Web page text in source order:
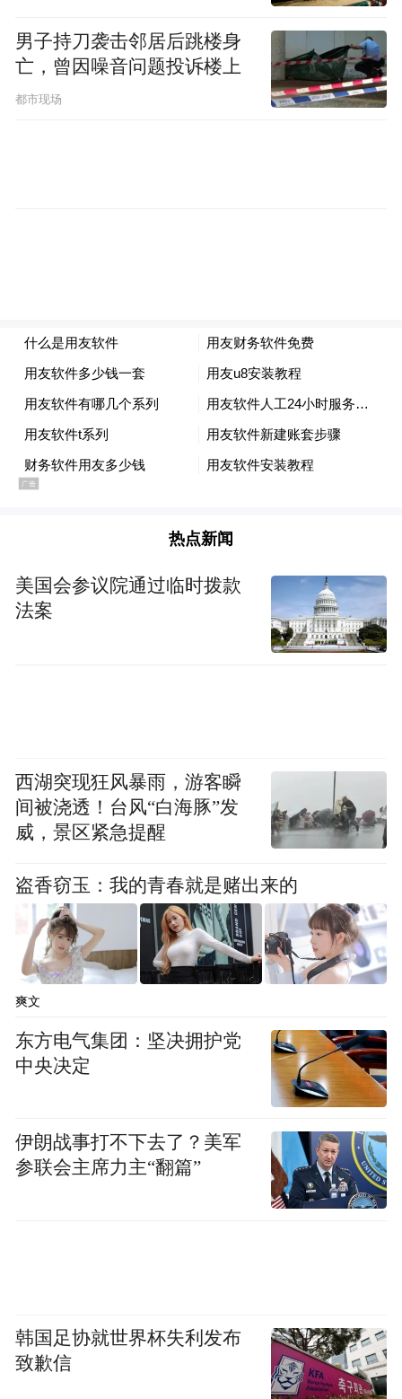
理想对技术的重视，最直观的体现是研发投
入。2025年理想汽车研发投入113亿元，创下
历史新高，平均每月近10亿元，其中AI相关
占比一半左右。从绝对数额看，理想不仅远
超蔚来、小鹏等同梯队新势力，在整个中国
科技行业都算得上头部。
理想过去几年的成功，很大程度上被外界归
结为"产品定义的胜利"。但刘立国的表态正
能堆砌转向底层技术，理想正在用自己的方
“特别声明：以上作品内容(包括在内的视频、图片或音
频)为凤凰网旗下自媒体平台“大风号”用户上传并发
space services.”
男子持刀袭击邻居后跳楼身
亡，曾因噪音问题投诉楼上
都市现场
热点新闻
美国会参议院通过临时拨款
法案
西湖突现狂风暴雨，游客瞬
间被浇透！台风“白海豚”发
威，景区紧急提醒
盗香窃玉：我的青春就是赌出来的
爽文
东方电气集团：坚决拥护党
中央决定
伊朗战事打不下去了？美军
参联会主席力主“翻篇”
韩国足协就世界杯失利发布
致歉信